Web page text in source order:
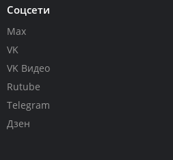
Соцсети
Max
VK
VK Видео
Rutube
Telegram
Дзен